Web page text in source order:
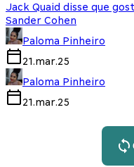
Jack Quaid disse que
Sander Cohen
Paloma Pinheiro
21.mar.25
Paloma Pinheiro
21.mar.25